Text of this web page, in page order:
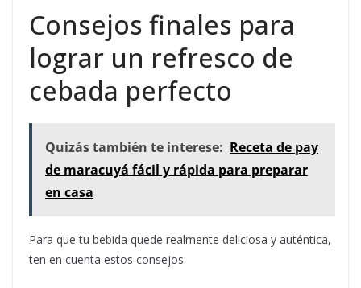
Consejos finales para
lograr un refresco de
cebada perfecto
Quizás también te interese: Receta de pay
de maracuyá fácil y rápida para preparar
en casa
Para que tu bebida quede realmente deliciosa y auténtica,
ten en cuenta estos consejos: